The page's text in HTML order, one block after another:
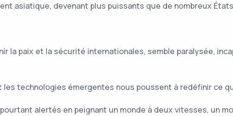
asiatique, devenant plus puissants que de nombreux
la paix et la sécurité internationales, semble paralysée,
technologies émergentes nous poussent à redéfinir ce
alertés en peignant un monde à deux vitesses, un